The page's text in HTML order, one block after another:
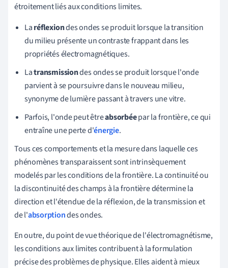
étroitement liés aux conditions limites.
Laréflexiondes ondes se produit lorsque la transition
du milieu présente un contraste frappant dans les
propriétés électromagnétiques.
Latransmissiondes ondes se produit lorsque l'onde
parvient à se poursuivre dans le nouveau milieu,
synonyme de lumière passant à travers une vitre.
Parfois, l'onde peut êtreabsorbéepar la frontière, ce qui
entraîne une perte d'énergie.
Tous ces comportements et la mesure dans laquelle ces
phénomènes transparaissent sont intrinsèquement
modelés par les conditions de la frontière. La continuité ou
la discontinuité des champs à la frontière détermine la
direction et l'étendue de la réflexion, de la transmission et
de l'absorptiondes ondes.
En outre, du point de vue théorique de l'électromagnétisme,
les conditions aux limites contribuent à la formulation
précise des problèmes de physique. Elles aident à mieux